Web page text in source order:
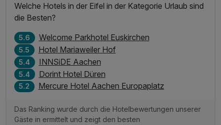
Welche Hotels in der Eifel in der Kategorie Urlaub sind
die Besten?
5.6 Welcome Parkhotel Euskirchen
5.5 Hotel Mariaweiler Hof
5.4 INNSiDE Aachen
5.4 Dorint Hotel Düren
5.2 Mercure Hotel Aachen Europaplatz
Das Ranking wurde durch die Hotelbewertungen unserer
Gäste in ermittelt und zeigt den besten